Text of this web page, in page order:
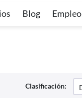
Blog Empleo
Clasificación: